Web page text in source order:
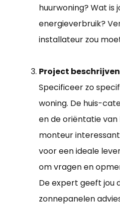
huurwoning? Wat is
energieverbruik?
installateur zou
Project beschrijven
Specificeer zo
woning. De huis-
en de oriëntatie
monteur
voor een ideale
om vragen en
De expert geeft jou
zonnepanelen